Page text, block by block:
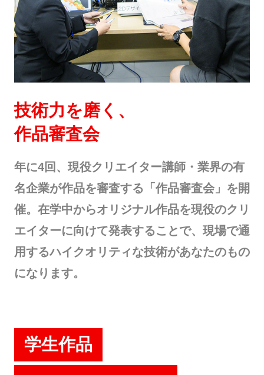
技術力を磨く、
作品審査会
年に4回、現役クリエイター講師・業界の有
名企業が作品を審査する「作品審査会」を開
催。在学中からオリジナル作品を現役のクリ
エイターに向けて発表することで、現場で通
用するハイクオリティな技術があなたのもの
になります。
学生作品